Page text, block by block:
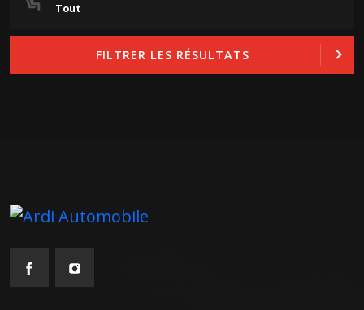
FILTRER LES RÉSULTATS